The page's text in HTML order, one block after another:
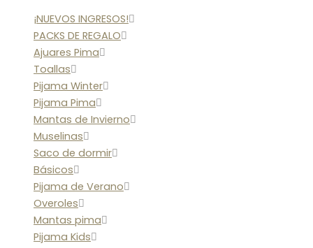
¡NUEVOS INGRESOS!
PACKS DE REGALO
Ajuares Pima
Toallas
Pijama Winter
Pijama Pima
Mantas de Invierno
Muselinas
Saco de dormir
Básicos
Pijama de Verano
Overoles
Mantas pima
Pijama Kids